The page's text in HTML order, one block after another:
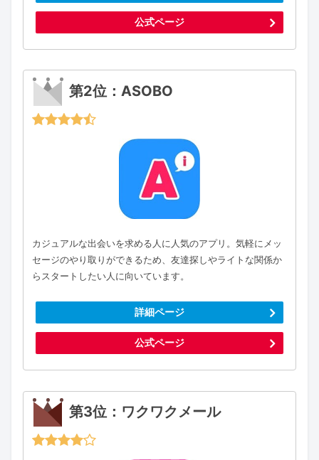
公式ページ
第2位：ASOBO
カジュアルな出会いを求める人に人気のアプリ。気軽にメッ
セージのやり取りができるため、友達探しやライトな関係か
らスタートしたい人に向いています。
詳細ページ
公式ページ
第3位：ワクワクメール